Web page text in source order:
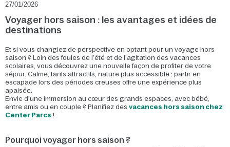
27/01/2026
Voyager hors saison : les avantages et idées de
destinations
Et si vous changiez de perspective en optant pour un voyage hors
saison ? Loin des foules de l’été et de l’agitation des vacances
scolaires, vous découvrez une nouvelle façon de profiter de votre
séjour. Calme, tarifs attractifs, nature plus accessible : partir en
escapade lors des périodes creuses offre une expérience plus
apaisée.
Envie d’une immersion au cœur des grands espaces, avec bébé,
entre amis ou en couple ? Planifiez des vacances hors saison chez
Center Parcs !
Pourquoi voyager hors saison ?